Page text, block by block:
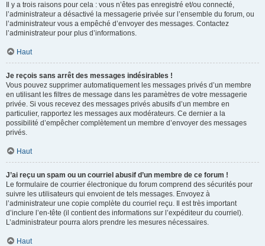
Il y a trois raisons pour cela : vous n’êtes pas enregistré et/ou connecté,
l’administrateur a désactivé la messagerie privée sur l’ensemble du forum, ou
l’administrateur vous a empêché d’envoyer des messages. Contactez
l’administrateur pour plus d’informations.
Haut
Je reçois sans arrêt des messages indésirables !
Vous pouvez supprimer automatiquement les messages privés d’un membre
en utilisant les filtres de message dans les paramètres de votre messagerie
privée. Si vous recevez des messages privés abusifs d’un membre en
particulier, rapportez les messages aux modérateurs. Ce dernier a la
possibilité d’empêcher complètement un membre d’envoyer des messages
privés.
Haut
J’ai reçu un spam ou un courriel abusif d’un membre de ce forum !
Le formulaire de courrier électronique du forum comprend des sécurités pour
suivre les utilisateurs qui envoient de tels messages. Envoyez à
l’administrateur une copie complète du courriel reçu. Il est très important
d’inclure l’en-tête (il contient des informations sur l’expéditeur du courriel).
L’administrateur pourra alors prendre les mesures nécessaires.
Haut